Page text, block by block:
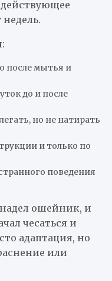
после мытья и
до и после
но не натирать
и только по
поведения
ошейник, и
чесаться и
адаптация, но
или